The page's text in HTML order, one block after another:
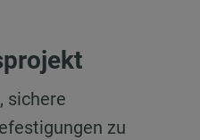
sichere
zu